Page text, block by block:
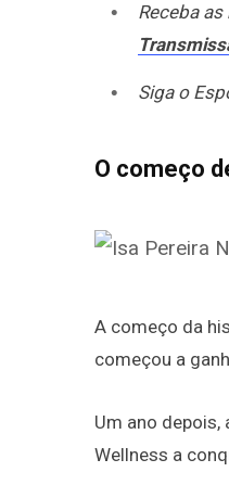
Receba
Siga o
O começo
A começo da
começou a
Um ano
Wellness a